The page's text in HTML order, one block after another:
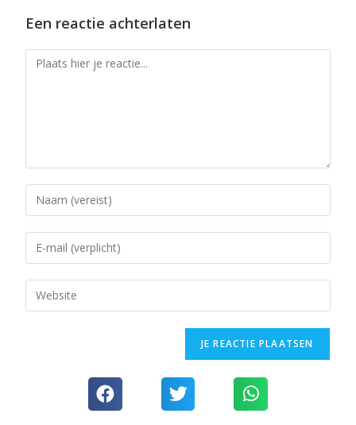
Een reactie achterlaten